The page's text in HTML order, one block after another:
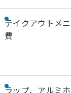
テイクアウトメ
費
ラップ、アルミ